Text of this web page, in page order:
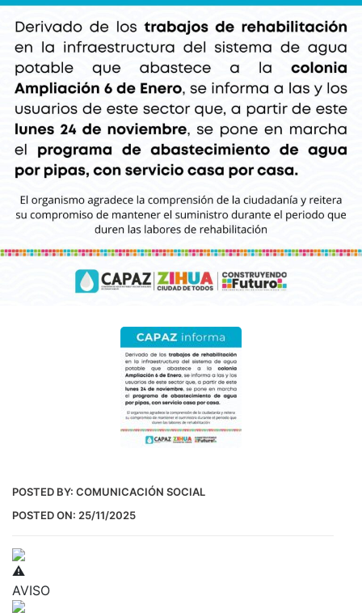
POSTED BY: COMUNICACIÓN SOCIAL
POSTED ON: 25/11/2025
AVISO